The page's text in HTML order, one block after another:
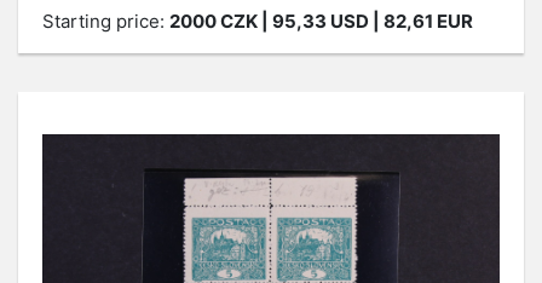
Starting price: 2000CZK | 95,33 USD | 82,61 EUR